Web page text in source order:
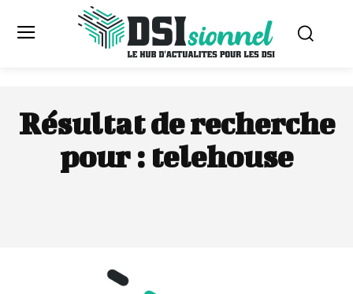
Résultat de recherche
pour : telehouse